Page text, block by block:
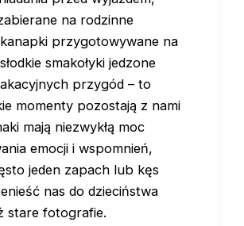
na rodzinne
przygotowywane na
smakołyki jedzone
przygód – to
momenty pozostają z nami
mają niezwykłą moc
emocji i wspomnień,
jeden zapach lub kęs
nas do dzieciństwa
stare fotografie.